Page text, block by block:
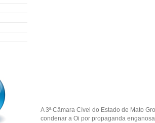
A 3ª Câmara Cível do Estado de Mato
condenar a Oi por propaganda